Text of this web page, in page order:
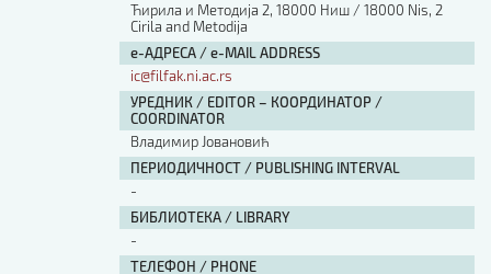
Ћирила и Методија 2, 18000 Ниш / 18000 Nis, 2
Cirila and Metodija
е-АДРЕСА / e-MAIL ADDRESS
ic@filfak.ni.ac.rs
УРЕДНИК / EDITOR – КООРДИНАТОР /
COORDINATOR
Владимир Јовановић
ПЕРИОДИЧНОСТ / PUBLISHING INTERVAL
-
БИБЛИОТЕКА / LIBRARY
-
ТЕЛЕФОН / PHONE